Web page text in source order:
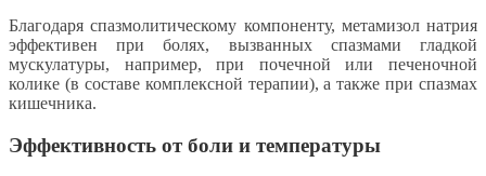
Благодаря спазмолитическому компоненту, метамизол натрия
эффективен при болях, вызванных спазмами гладкой
мускулатуры, например, при почечной или печеночной
колике (в составе комплексной терапии), а также при спазмах
кишечника.
Эффективность от боли и температуры